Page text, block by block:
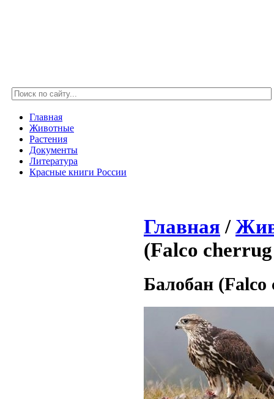
Главная
Животные
Растения
Документы
Литература
Красные книги России
Главная /
(Falco
Балобан (Falco